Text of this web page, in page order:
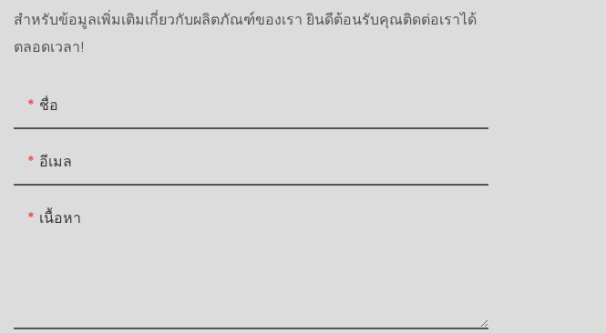
สำหรับข้อมูลเพิ่มเติมเกี่ยวกับผลิตภัณฑ์ของเรา ยินดีต้อนรับคุณติดต่อเราได้
ตลอดเวลา!
ชื่อ
อีเมล
เนื้อหา